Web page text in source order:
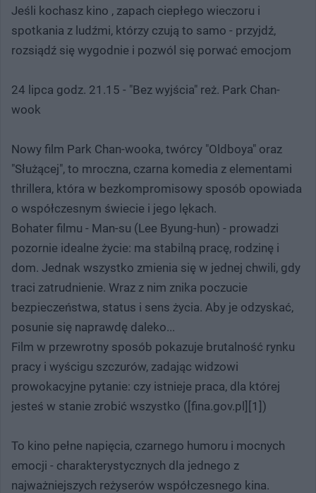
Jeśli kochasz kino , zapach ciepłego wieczoru i
spotkania z ludźmi, którzy czują to samo - przyjdź,
rozsiądź się wygodnie i pozwól się porwać emocjom
24 lipca godz. 21.15 - "Bez wyjścia" reż. Park Chan-
wook
Nowy film Park Chan-wooka, twórcy "Oldboya" oraz
"Służącej", to mroczna, czarna komedia z elementami
thrillera, która w bezkompromisowy sposób opowiada
o współczesnym świecie i jego lękach.
Bohater filmu - Man-su (Lee Byung-hun) - prowadzi
pozornie idealne życie: ma stabilną pracę, rodzinę i
dom. Jednak wszystko zmienia się w jednej chwili, gdy
traci zatrudnienie. Wraz z nim znika poczucie
bezpieczeństwa, status i sens życia. Aby je odzyskać,
posunie się naprawdę daleko...
Film w przewrotny sposób pokazuje brutalność rynku
pracy i wyścigu szczurów, zadając widzowi
prowokacyjne pytanie: czy istnieje praca, dla której
jesteś w stanie zrobić wszystko ([fina.gov.pl][1])
To kino pełne napięcia, czarnego humoru i mocnych
emocji - charakterystycznych dla jednego z
najważniejszych reżyserów współczesnego kina.